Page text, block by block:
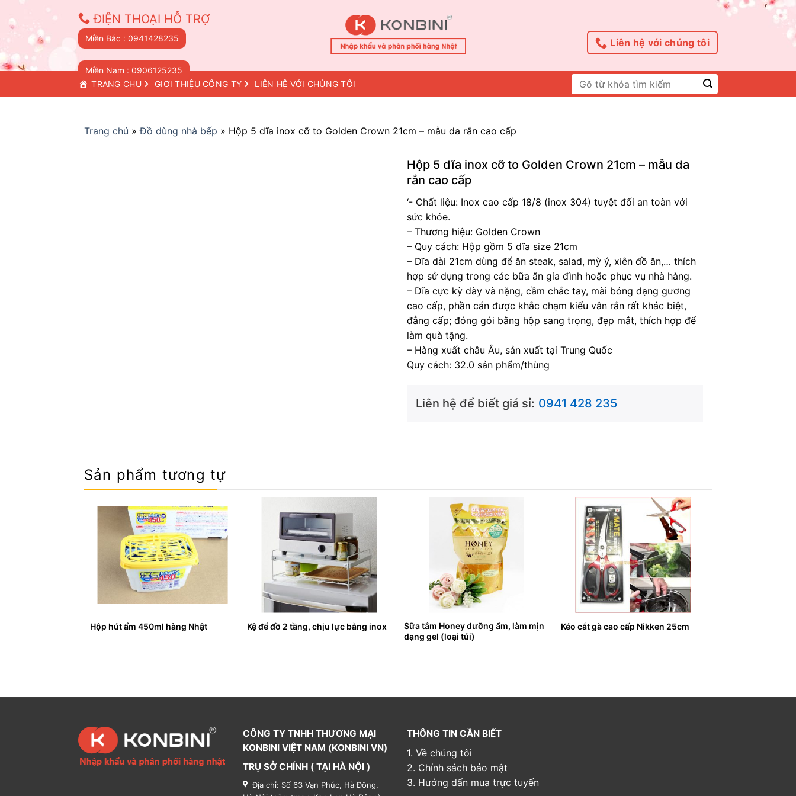
content
ĐIỆN THOẠI HỖ TRỢ
Miền Bắc : 0941428235
Miền Nam : 0906125235
Liên hệ với chúng tôi
TRANG CHỦ GIỚI THIỆU CÔNG TY LIÊN HỆ VỚI CHÚNG TÔI
Tìm
kiếm:
Trang chủ »Đồ dùng nhà bếp » Hộp 5 dĩa inox cỡ to Golden Crown 21cm – mẫu da rắn cao cấp
Hộp 5 dĩa inox cỡ to Golden Crown 21cm – mẫu da
rắn cao cấp
‘- Chất liệu: Inox cao cấp 18/8 (inox 304) tuyệt đối an toàn với
sức khỏe.
– Thương hiệu: Golden Crown
– Quy cách: Hộp gồm 5 dĩa size 21cm
– Dĩa dài 21cm dùng để ăn steak, salad, mỳ ý, xiên đồ ăn,… thích
hợp sử dụng trong các bữa ăn gia đình hoặc phục vụ nhà hàng.
– Dĩa cực kỳ dày và nặng, cầm chắc tay, mài bóng dạng gương
cao cấp, phần cán được khắc chạm kiểu vân rắn rất khác biệt,
đẳng cấp; đóng gói bằng hộp sang trọng, đẹp mắt, thích hợp để
làm quà tặng.
– Hàng xuất châu Âu, sản xuất tại Trung Quốc
Quy cách: 32.0 sản phẩm/thùng
Liên hệ để biết giá sỉ: 0941 428 235
Sản phẩm tương tự
Hộp hút ẩm 450ml hàng Nhật Kệ để đồ 2 tầng, chịu lực bằng inox
Sữa tắm Honey dưỡng ẩm, làm mịn
dạng gel (loại túi)
Kéo cắt gà cao cấp Nikken 25cm
CÔNG TY TNHH THƯƠNG MẠI
KONBINI VIỆT NAM (KONBINI VN)
TRỤ SỞ CHÍNH ( TẠI HÀ NỘI )
Địa chỉ: Số 63 Vạn Phúc, Hà Đông,
THÔNG TIN CẦN BIẾT
1. Về chúng tôi
2. Chính sách bảo mật
3. Hướng dẩn mua trực tuyến